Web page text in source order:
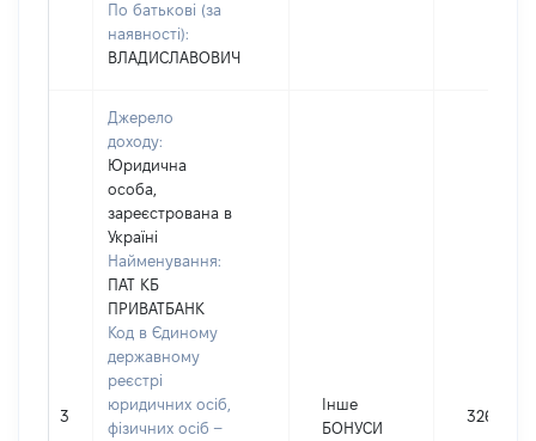
По батькові (за
наявності):
ВЛАДИСЛАВОВИЧ
3
Джерело
доходу:
Юридична
особа,
зареєстрована в
Україні
Найменування:
ПАТ КБ
ПРИВАТБАНК
Код в Єдиному
державному
реєстрі
юридичних осіб,
фізичних осіб –
Інше
БОНУСИ
326